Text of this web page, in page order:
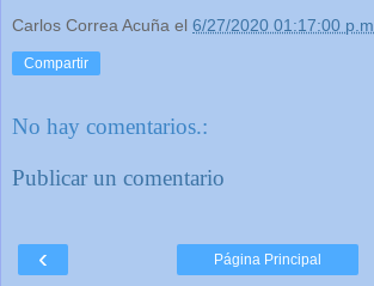
Carlos Correa Acuña el 6/27/2020 01:17:00 p.m.
Compartir
No hay comentarios.:
Publicar un comentario
‹ Página Principal